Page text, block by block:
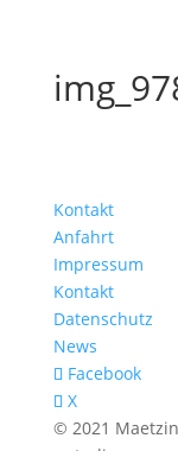
Kontakt
Anfahrt
Impressum
Kontakt
Datenschutz
News
Facebook
X
© 2021